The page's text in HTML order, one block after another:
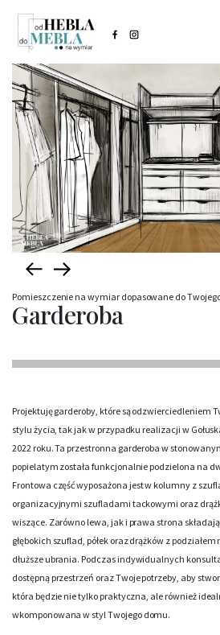
Pomieszczenie na wymiar dopasowane do
Garderoba
Projektuję garderoby, które są odzwierciedleniem
stylu życia, tak jak w przypadku realizacji w
2022 roku. Ta przestronna garderoba w
popielatym została funkcjonalnie podzielona na
Frontowa część wyposażona jest w kolumny z
organizacyjnymi szufladami tackowymi oraz
wiszące. Zarówno lewa, jak i prawa strona
głębokich szuflad, półek oraz drążków z podziałem
dłuższe ubrania. Podczas indywidualnych
dostępną przestrzeń oraz Twoje potrzeby, aby
która będzie nie tylko praktyczna, ale również
wkomponowana w styl Twojego domu.